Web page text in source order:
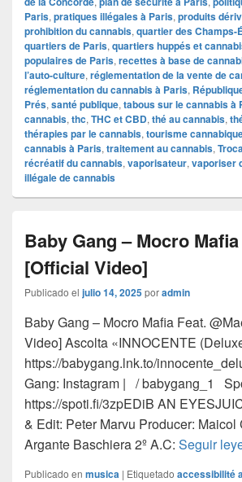
Paris, pratiques illégales à Paris, produits
prohibition du cannabis, quartier des Champs-
quartiers de Paris, quartiers huppés et
populaires de Paris, recettes à base de
l’auto-culture, réglementation de la vente de
réglementation du cannabis à Paris,
Prés, santé publique, tabous sur le cannabis à
cannabis, thc, THC et CBD, thé au cannabis,
thérapies par le cannabis, tourisme
cannabis à Paris, traitement au cannabis,
récréatif du cannabis, vaporisateur, vaporiser
illégale de cannabis
Baby Gang – Mocro
[Official Video]
Publicado el julio 14, 2025poradmin
Baby Gang – Mocro Mafia Feat.
Video] Ascolta «INNOCENTE
https://babygang.lnk.to/
Gang: Instagram | / babygang_1
https://spoti.fi/3zpEDiB AN
& Edit: Peter Marvu Producer: Maicol
Argante Baschiera 2º A.C: Seguir
Publicado en musica | Etiquetado accessibilité